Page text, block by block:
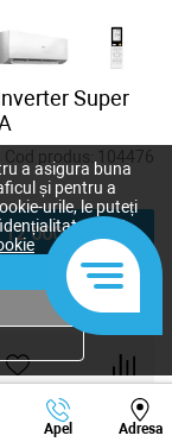
Super
Cod produs: 104476
12 000
Apel Adresa
Viber Whatsapp
a asigura buna
și pentru a
urile, le puteți
după